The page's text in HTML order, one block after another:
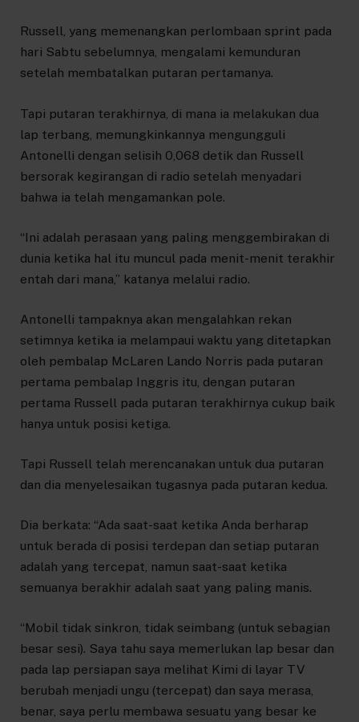
Russell, yang memenangkan perlombaan sprint pada
hari Sabtu sebelumnya, mengalami kemunduran
setelah membatalkan putaran pertamanya.
Tapi putaran terakhirnya, di mana ia melakukan dua
lap terbang, memungkinkannya mengungguli
Antonelli dengan selisih 0,068 detik dan Russell
bersorak kegirangan di radio setelah menyadari
bahwa ia telah mengamankan pole.
“Ini adalah perasaan yang paling menggembirakan di
dunia ketika hal itu muncul pada menit-menit terakhir
entah dari mana,” katanya melalui radio.
Antonelli tampaknya akan mengalahkan rekan
setimnya ketika ia melampaui waktu yang ditetapkan
oleh pembalap McLaren Lando Norris pada putaran
pertama pembalap Inggris itu, dengan putaran
pertama Russell pada putaran terakhirnya cukup baik
hanya untuk posisi ketiga.
Tapi Russell telah merencanakan untuk dua putaran
dan dia menyelesaikan tugasnya pada putaran kedua.
Dia berkata: “Ada saat-saat ketika Anda berharap
untuk berada di posisi terdepan dan setiap putaran
adalah yang tercepat, namun saat-saat ketika
semuanya berakhir adalah saat yang paling manis.
“Mobil tidak sinkron, tidak seimbang (untuk sebagian
besar sesi). Saya tahu saya memerlukan lap besar dan
pada lap persiapan saya melihat Kimi di layar TV
berubah menjadi ungu (tercepat) dan saya merasa,
benar, saya perlu membawa sesuatu yang besar ke